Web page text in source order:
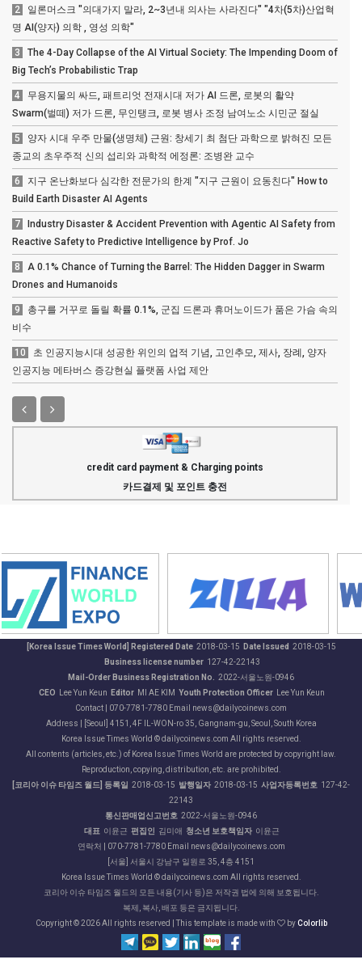
2
일론머스크 "의대가지 말라, 2~3년내 의사는 사라진다" "4차(5차)산업혁
명 AI(양자) 의학 , 영성 의학"
3
The 4-Day Collapse of the AI Virtual Society: The Impending Doom of
Big Tech’s Probabilistic Trap
4
무용지물의 싸드, 패트리엇 전재시대 저가 AI 드론, 로봇의 활약
Swarm(벌떼) 저가 드론, 무인탱크, 로봇 병사 조정 남여노소 시민군 절실
5
양자 시대 우주 만물(생명체) 근원: 창세기 최 첨단 과학으로 밝혀진 모든
종교의 초우주적 신의 섭리와 과학적 에정론: 조병완 교수
6
지구 온난화보다 심각한 전문가의 한계 "지구 근원이 요동친다" How to
Build Earth Disaster AI Agents
7
Industry Disaster & Accident Prevention with Agentic AI Safety from
Reactive Safety to Predictive Intelligence by Prof. Jo
8
A 0.1% Chance of Turning the Barrel: The Hidden Dagger in Swarm
Drones and Humanoids
9
총구를 거꾸로 돌릴 확률 0.1%, 군집 드론과 휴머노이드가 품은 가슴 속의
비수
10
초 인공지능시대 성공한 위인의 업적 기념, 고인추모, 제사, 장례, 양자
인공지능 메타버스 증강현실 플랫폼 사업 제안
credit card payment & Charging points
카드결제 및 포인트 충전
[Korea Issue Times World] Registered Date2018-03-15 Date Issued 2018-03-15
Business license number127-42-22143
Mail-Order Business Registration No.
2022-서울노원-0946
CEO Lee Yun Keun Editor MI AE KIM Youth Protection Officer Lee Yun Keun
Contact | 070-7781-7780 Email news@dailycoinews.com
Address | [Seoul] 4151, 4F IL-WON-ro 35, Gangnam-gu, Seoul, South Korea
Korea Issue Times World © dailycoinews.com All rights reserved.
All contents (articles, etc.) of Korea Issue Times World are protected by copyright law.
Reproduction, copying, distribution, etc. are prohibited.
[코리아 이슈 타임즈 월드] 등록일 2018-03-15 발행일자 2018-03-15 사업자등록번호 127-42-
22143
통신판매업신고번호 2022-서울노원-0946
대표 이윤근 편집인 김미애 청소년 보호책임자 이윤근
연락처 | 070-7781-7780 Email news@dailycoinews.com
[서울] 서울시 강남구 일원로 35, 4층 4151
Korea Issue Times World © dailycoinews.com All rights reserved.
코리아 이슈 타임즈 월드의 모든 내용(기사 등)은 저작권 법에 의해 보호됩니다.
복제, 복사, 배포 등은 금지됩니다.
Copyright ©2026 All rights reserved | This template is made with byColorlib